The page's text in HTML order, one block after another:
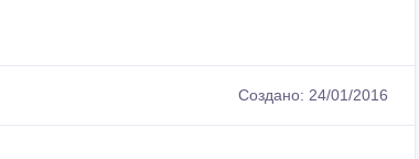
Создано: 24/01/2016